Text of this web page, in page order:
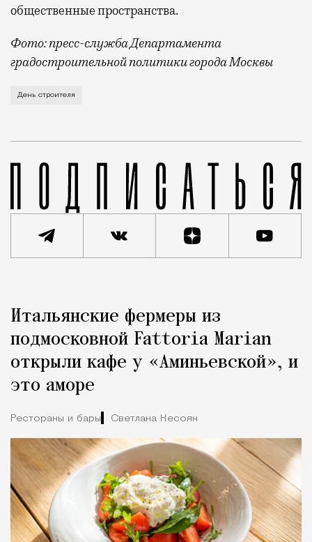
общественные пространства.
Фото: пресс-служба Департамента
градостроительной политики города Москвы
В этом году профессиональный праздник День
День строителя
Город
Итальянские фермеры из
подмосковной Fattoria Marian
открыли кафе у «Аминьевской», и
это аморе
Рестораны и бары Светлана Кесоян